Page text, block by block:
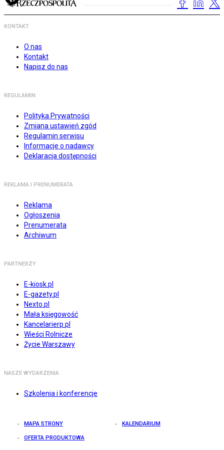
KONTAKT
O nas
Kontakt
Napisz do nas
REGULAMIN
Polityka Prywatności
Zmiana ustawień zgód
Regulamin serwisu
Informacje o nadawcy
Deklaracja dostępności
REKLAMA I PRENUMERATA
Reklama
Ogłoszenia
Prenumerata
Archiwum
PARTNERZY
E-kiosk.pl
E-gazety.pl
Nexto.pl
Mała księgowość
Kancelarierp.pl
Wieści Rolnicze
Życie Warszawy
NASZE WYDARZENIA
Szkolenia i konferencje
MAPA STRONY KALENDARIUM
OFERTA PRODUKTOWA